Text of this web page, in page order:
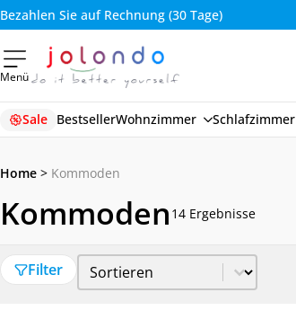
Bezahlen Sie auf Rechnung (30 Tage)
Menü
Sale BestsellerWohnzimmer Schlafzimmer
Home > Kommoden
Kommoden 14 Ergebnisse
Filter Sort Price
Sort content